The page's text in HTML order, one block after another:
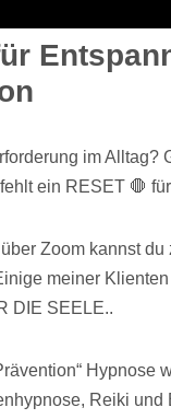
im Alltag?
ein RESET 🛑
Zoom kannst
meiner
DIE SEELE..
Hypnose
Reiki und